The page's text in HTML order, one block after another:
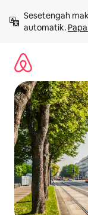
kandungan
Sesetengah
automatik.